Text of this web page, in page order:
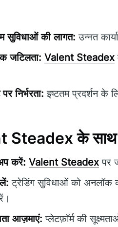
सुविधाओं की लागत: उन्नत
जटिलता: Valent Steadex
निर्भरता: इष्टतम प्रदर्शन के
Steadex के
करें: Valent Steadex पर
ट्रेडिंग सुविधाओं को अनलॉक
आज़माएं: प्लेटफ़ॉर्म की